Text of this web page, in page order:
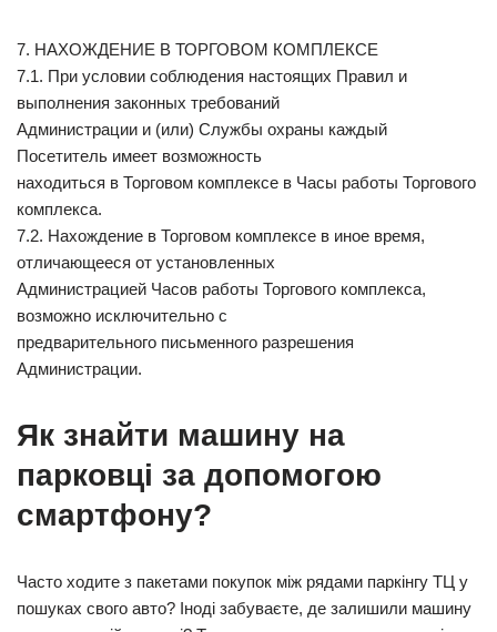
7. НАХОЖДЕНИЕ В ТОРГОВОМ КОМПЛЕКСЕ
7.1. При условии соблюдения настоящих Правил и
выполнения законных требований
Администрации и (или) Службы охраны каждый
Посетитель имеет возможность
находиться в Торговом комплексе в Часы работы Торгового
комплекса.
7.2. Нахождение в Торговом комплексе в иное время,
отличающееся от установленных
Администрацией Часов работы Торгового комплекса,
возможно исключительно с
предварительного письменного разрешения
Администрации.
Як знайти машину на
парковці за допомогою
смартфону?
Часто ходите з пакетами покупок між рядами паркінгу ТЦ у
пошуках свого авто? Іноді забуваєте, де залишили машину